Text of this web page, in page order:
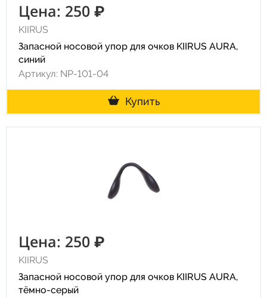
Цена: 250 ₽
KIIRUS
Запасной носовой упор для очков KIIRUS AURA,
синий
Артикул: NP-101-04
Купить
Цена: 250 ₽
KIIRUS
Запасной носовой упор для очков KIIRUS AURA,
тёмно-серый